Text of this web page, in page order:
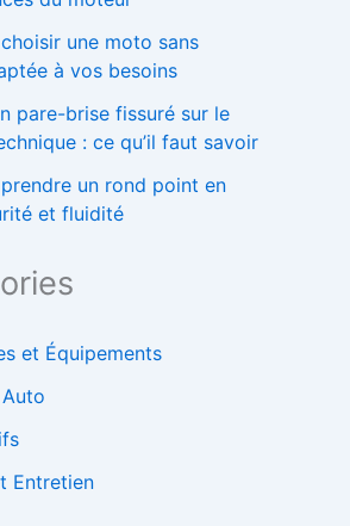
une moto sans
à vos besoins
pare-brise fissuré sur le
: ce qu’il faut savoir
un rond point en
et fluidité
et Équipements
Entretien